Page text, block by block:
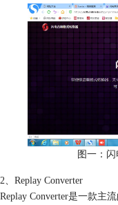
图一：
2、Replay Converter
Replay Converter是一款主